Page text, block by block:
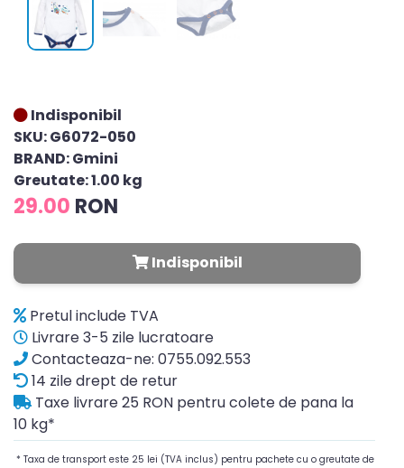
Indisponibil
SKU: G6072-050
BRAND: Gmini
Greutate: 1.00 kg
29.00 RON
Indisponibil
Pretul include TVA
Livrare 3-5 zile lucratoare
Contacteaza-ne: 0755.092.553
14 zile drept de retur
Taxe livrare 25 RON pentru colete de pana la
10 kg*
* Taxa de transport este 25 lei (TVA inclus) pentru pachete cu o greutate de